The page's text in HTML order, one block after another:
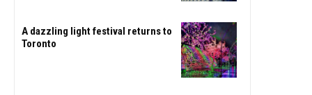
A dazzling light festival returns to
Toronto